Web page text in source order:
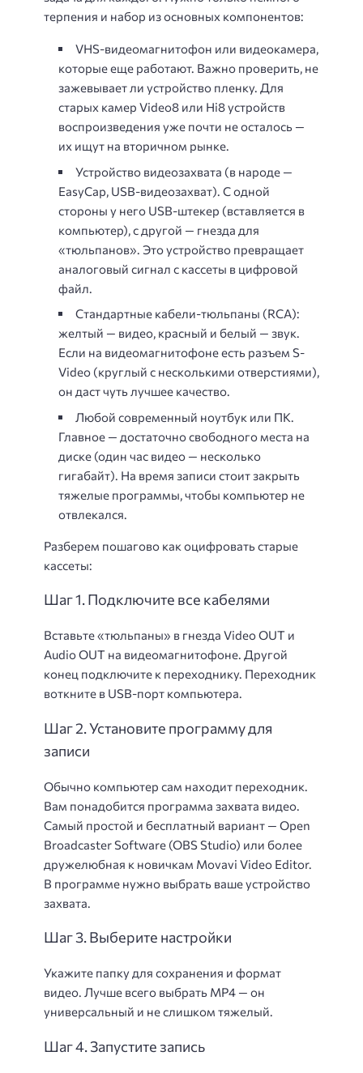
терпения и набор из основных компонентов:
VHS-видеомагнитофон или видеокамера,
которые еще работают. Важно проверить, не
зажевывает ли устройство пленку. Для
старых камер Video8 или Hi8 устройств
воспроизведения уже почти не осталось —
их ищут на вторичном рынке.
Устройство видеозахвата (в народе —
EasyCap, USB-видеозахват). С одной
стороны у него USB-штекер (вставляется в
компьютер), с другой — гнезда для
«тюльпанов». Это устройство превращает
аналоговый сигнал с кассеты в цифровой
файл.
Стандартные кабели-тюльпаны (RCA):
желтый — видео, красный и белый — звук.
Если на видеомагнитофоне есть разъем S-
Video (круглый с несколькими отверстиями),
он даст чуть лучшее качество.
Любой современный ноутбук или ПК.
Главное — достаточно свободного места на
диске (один час видео — несколько
гигабайт). На время записи стоит закрыть
тяжелые программы, чтобы компьютер не
отвлекался.
Разберем пошагово как оцифровать старые
кассеты:
Шаг 1. Подключите все кабелями
Вставьте «тюльпаны» в гнезда Video OUT и
Audio OUT на видеомагнитофоне. Другой
конец подключите к переходнику. Переходник
воткните в USB-порт компьютера.
Шаг 2. Установите программу для
записи
Обычно компьютер сам находит переходник.
Вам понадобится программа захвата видео.
Самый простой и бесплатный вариант — Open
Broadcaster Software (OBS Studio) или более
дружелюбная к новичкам Movavi Video Editor.
В программе нужно выбрать ваше устройство
захвата.
Шаг 3. Выберите настройки
Укажите папку для сохранения и формат
видео. Лучше всего выбрать MP4 — он
универсальный и не слишком тяжелый.
Шаг 4. Запустите запись